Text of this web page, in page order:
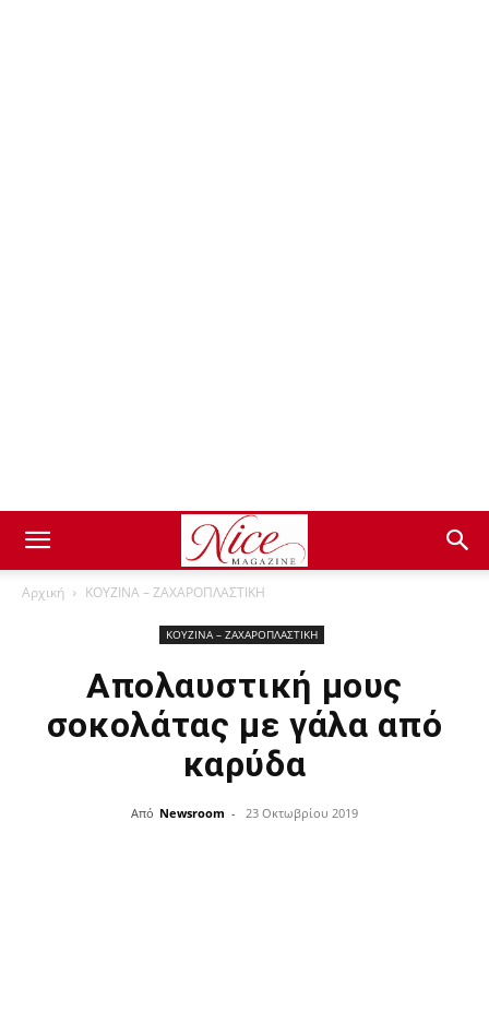
Αρχική ΚΟΥΖΙΝΑ – ΖΑΧΑΡΟΠΛΑΣΤΙΚΗ
ΚΟΥΖΙΝΑ – ΖΑΧΑΡΟΠΛΑΣΤΙΚΗ
Απολαυστική μους
σοκολάτας με γάλα από
καρύδα
Από Newsroom - 23 Οκτωβρίου 2019